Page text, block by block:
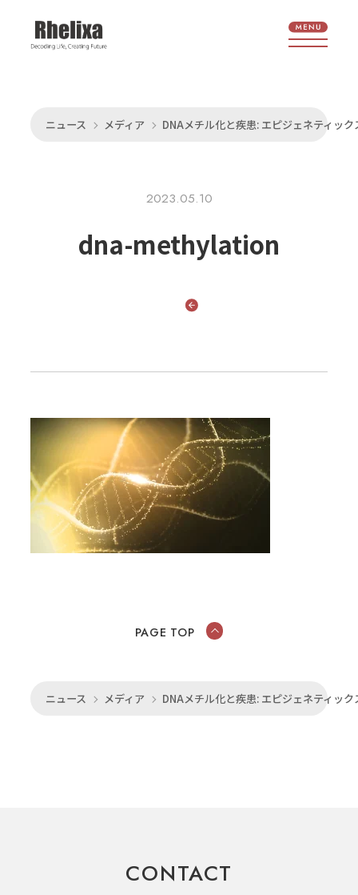
ニュース メディア DNAメチル化と疾患: エピジェネティッ
2023.05.10
dna-methylation
ニュース メディア DNAメチル化と疾患: エピジェネティッ
PAGE TOP
CONTACT